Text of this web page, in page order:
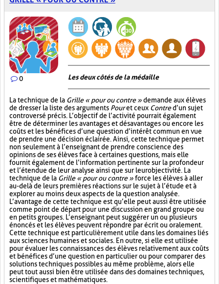
0 Les deux côtés de la médaille
La technique de la Grille « pour ou contre »demande aux élèves
de dresser la liste des arguments Pouret ceux Contred’un sujet
controversé précis. L’objectif de l’activité pourrait également
être de déterminer les avantages et désavantages ou encore les
coûts et les bénéfices d’une question d’intérêt commun en vue
de prendre une décision éclairée. Ainsi, cette technique permet
non seulement à l’enseignant de prendre conscience des
opinions de ses élèves face à certaines questions, mais elle
fournit également de l’information pertinente sur la profondeur
et l’étendue de leur analyse ainsi que sur leur objectivité. La
technique de la Grille « pour ou contre »force les élèves à aller
au-delà de leurs premières réactions sur le sujet à l’étude et à
explorer au moins deux aspects de la question analysée.
L’avantage de cette technique est qu’elle peut aussi être utilisée
comme point de départ pour une discussion en grand groupe ou
en petits groupes. L’enseignant peut suggérer un ou plusieurs
énoncés et les élèves peuvent répondre par écrit ou oralement.
Cette technique est particulièrement utile dans les domaines liés
aux sciences humaines et sociales. En outre, si elle est utilisée
pour évaluer les connaissances des élèves relativement aux coûts
et bénéfices d’une question en particulier ou pour comparer des
solutions techniques possibles au même problème, alors elle
peut tout aussi bien être utilisée dans des domaines techniques,
scientifiques et mathématiques.